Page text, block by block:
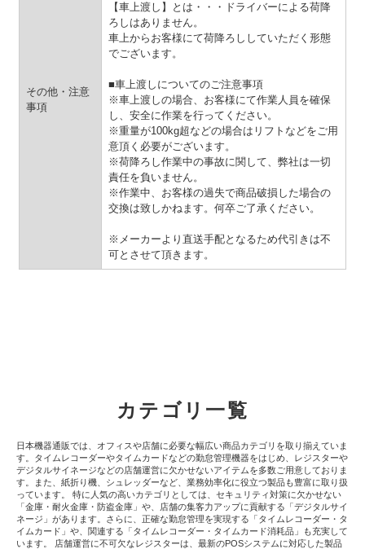
その他・注意
事項
【車上渡し】とは・・・ドライバーによる荷降
ろしはありません。
車上からお客様にて荷降ろししていただく形態
でございます。
■車上渡しについてのご注意事項
※車上渡しの場合、お客様にて作業人員を確保
し、安全に作業を行ってください。
※重量が100kg超などの場合はリフトなどをご用
意頂く必要がございます。
※荷降ろし作業中の事故に関して、弊社は一切
責任を負いません。
※作業中、お客様の過失で商品破損した場合の
交換は致しかねます。何卒ご了承ください。
※メーカーより直送手配となるため代引きは不
可とさせて頂きます。
カテゴリ一覧
日本機器通販では、オフィスや店舗に必要な幅広い商品カテゴリを取り揃えていま
す。タイムレコーダーやタイムカードなどの勤怠管理機器をはじめ、レジスターや
デジタルサイネージなどの店舗運営に欠かせないアイテムを多数ご用意しておりま
す。また、紙折り機、シュレッダーなど、業務効率化に役立つ製品も豊富に取り扱
っています。 特に人気の高いカテゴリとしては、セキュリティ対策に欠かせない
「金庫・耐火金庫・防盗金庫」や、店舗の集客力アップに貢献する「デジタルサイ
ネージ」があります。さらに、正確な勤怠管理を実現する「タイムレコーダー・タ
イムカード」や、関連する「タイムレコーダー・タイムカード消耗品」も充実して
います。 店舗運営に不可欠なレジスターは、最新のPOSシステムに対応した製品